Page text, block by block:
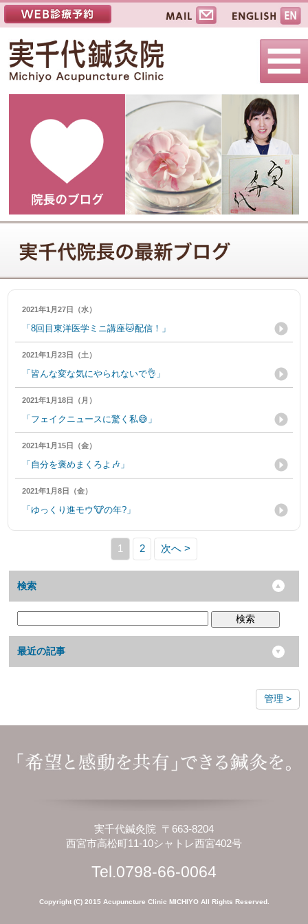
2021年1月27日（水）
「8回目東洋医学ミニ講座🐱配信！」
2021年1月23日（土）
「皆んな変な気にやられないで👌」
2021年1月18日（月）
「フェイクニュースに驚く私😅」
2021年1月15日（金）
「自分を褒めまくろよ🎶」
2021年1月8日（金）
「ゆっくり進モウ🐮の年?」
1 2 次へ >
検索
検索
最近の記事
管理
実千代鍼灸院 〒663-8204
西宮市高松町11-10シャトレ西宮402号
Tel.0798-66-0064
Copyright (C) 2015 Acupuncture Clinic MICHIYO All Rights Reserved.